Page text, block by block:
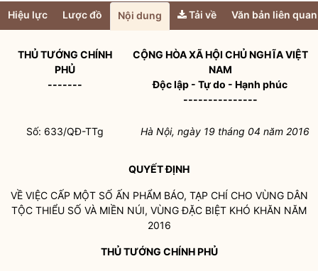
Hiệu lực Lược đồ Nội dung Tải về Văn bản liên quan
THỦ TƯỚNG CHÍNH
PHỦ
-------
CỘNG HÒA XÃ HỘI CHỦ NGHĨA VIỆT
NAM
Độc lập - Tự do - Hạnh phúc
---------------
Số: 633/QĐ-TTg Hà Nội, ngày 19tháng 04 năm 2016
QUYẾT ĐỊNH
VỀ VIỆC CẤP MỘT SỐ ẤN PHẨM BÁO, TẠP CHÍ CHO VÙNG DÂN
TỘC THIỂU SỐ VÀ MIỀN NÚI, VÙNG ĐẶC BIỆT KHÓ KHĂN NĂM
2016
THỦ TƯỚNG CHÍNH PHỦ